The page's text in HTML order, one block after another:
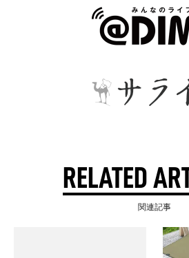
RELATED
関連記事